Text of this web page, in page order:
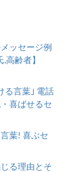
ッセージ例
高齢者】
る言葉｣ 電話
喜ばせるセ
葉! 喜ぶセ
る理由とそ